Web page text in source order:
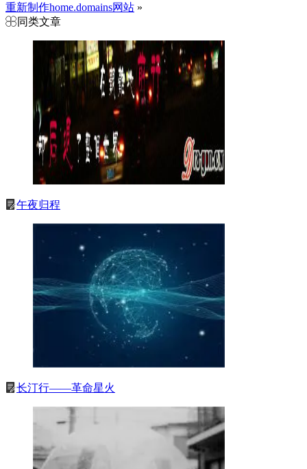
重新制作home.domains网站 »
同类文章
午夜归程
长汀行——革命星火